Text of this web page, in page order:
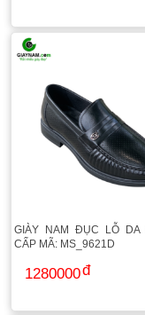
GIÀY NAM ĐỤC LỖ DA
CẤP MÃ: MS_9621D
1280000